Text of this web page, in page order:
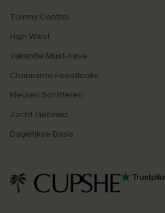
Tummy Control
High Waist
Vakantie Must-have
Charmante Feestlooks
Kleuren Schitteren
Zacht Gebreid
Dagelijkse Basis